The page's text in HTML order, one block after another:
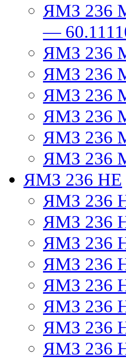
ЯМЗ 236
—
ЯМЗ 236
ЯМЗ 236 М
ЯМЗ 236 М
ЯМЗ 236 М
ЯМЗ 236 М
ЯМЗ 236
ЯМЗ 236 НЕ
ЯМЗ 236
ЯМЗ 236
ЯМЗ 236
ЯМЗ 236
ЯМЗ 236
ЯМЗ 236
ЯМЗ 236
ЯМЗ 236